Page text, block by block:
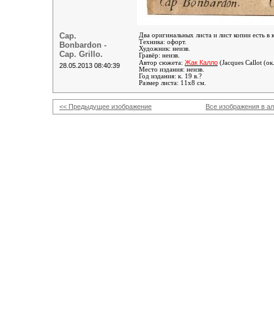
Cap.
Bonbardon -
Cap. Grillo.
28.05.2013 08:40:39
Два оригинальных листа и лист копии есть в
Техника: офорт.
Художник: неизв
Гравёр: неизв
Автор сюжета: Жак Калло (Jacques Callot
Место издания: неизв.
Год издания: к. 19 в.?
Размер листа: 11х8 см.
<< Предыдущее изображение Все изображения в